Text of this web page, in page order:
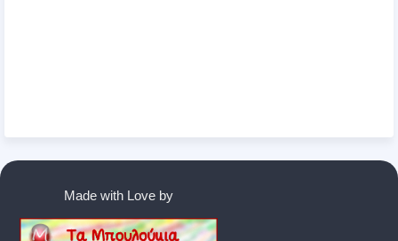
Made with Love by